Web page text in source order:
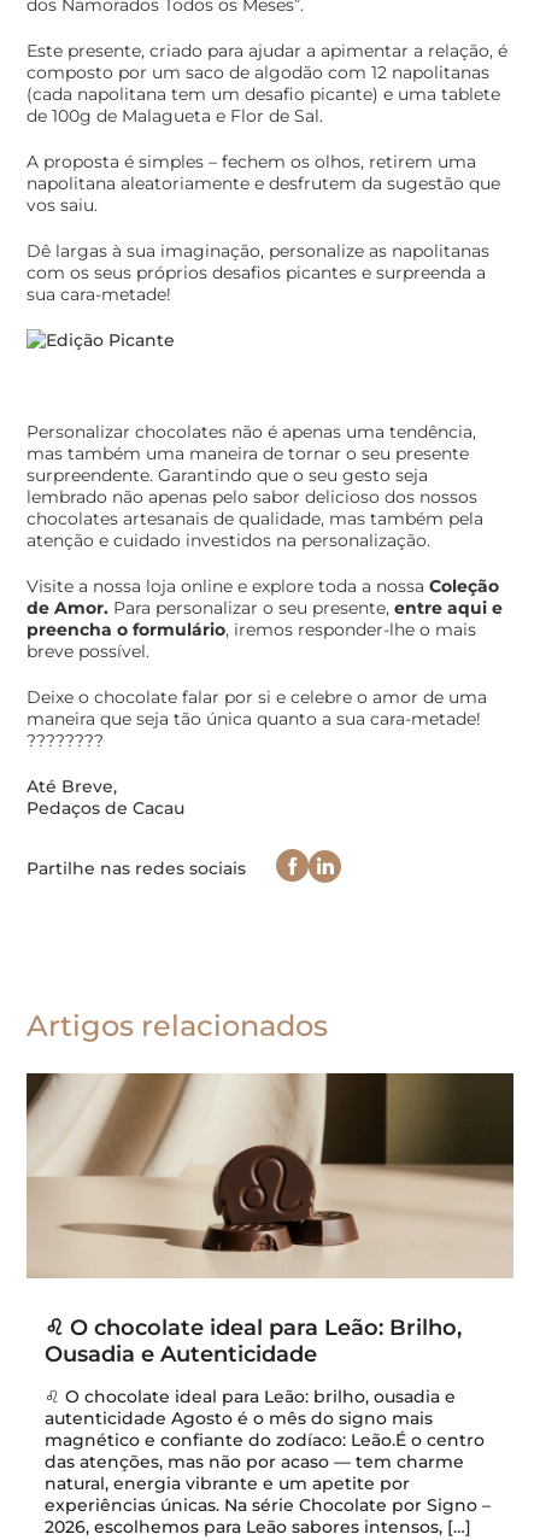
dos Namorados Todos os Meses”.
Este presente, criado para ajudar a apimentar a relação, é
composto por um saco de algodão com 12 napolitanas
(cada napolitana tem um desafio picante) e uma tablete
de 100g de Malagueta e Flor de Sal.
A proposta é simples – fechem os olhos, retirem uma
napolitana aleatoriamente e desfrutem da sugestão que
vos saiu.
Dê largas à sua imaginação, personalize as napolitanas
com os seus próprios desafios picantes e surpreenda a
sua cara-metade!
Personalizar chocolates não é apenas uma tendência,
mas também uma maneira de tornar o seu presente
surpreendente. Garantindo que o seu gesto seja
lembrado não apenas pelo sabor delicioso dos nossos
chocolates artesanais de qualidade, mas também pela
atenção e cuidado investidos na personalização.
Visite a nossa loja online e explore toda a nossaColeção
de Amor. Para personalizar o seu presente,entre aqui e
preencha o formulário, iremos responder-lhe o mais
breve possível.
Deixe o chocolate falar por si e celebre o amor de uma
maneira que seja tão única quanto a sua cara-metade!
????????
Até Breve,
Pedaços de Cacau
Partilhe nas redes sociais
Artigos relacionados
♌ O chocolate ideal para Leão: Brilho,
Ousadia e Autenticidade
♌ O chocolate ideal para Leão: brilho, ousadia e
autenticidade Agosto é o mês do signo mais
magnético e confiante do zodíaco: Leão.É o centro
das atenções, mas não por acaso — tem charme
natural, energia vibrante e um apetite por
experiências únicas. Na série Chocolate por Signo –
2026, escolhemos para Leão sabores intensos, […]